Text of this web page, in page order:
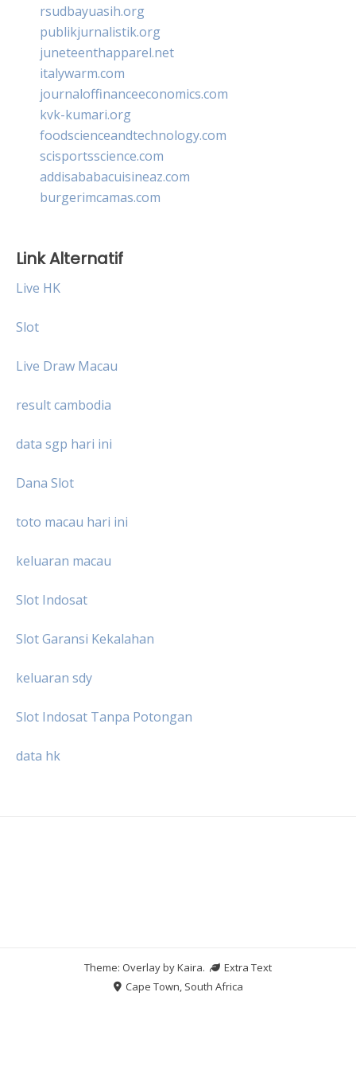
rsudbayuasih.org
publikjurnalistik.org
juneteenthapparel.net
italywarm.com
journaloffinanceeconomics.com
kvk-kumari.org
foodscienceandtechnology.com
scisportsscience.com
addisababacuisineaz.com
burgerimcamas.com
Link Alternatif
Live HK
Slot
Live Draw Macau
result cambodia
data sgp hari ini
Dana Slot
toto macau hari ini
keluaran macau
Slot Indosat
Slot Garansi Kekalahan
keluaran sdy
Slot Indosat Tanpa Potongan
data hk
Theme: Overlay byKaira.
Extra Text
Cape Town, South Africa